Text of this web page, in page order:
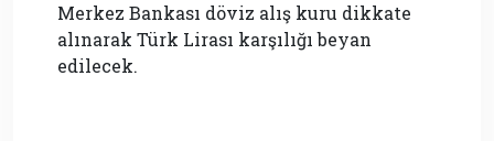
Merkez Bankası döviz alış kuru dikkate
alınarak Türk Lirası karşılığı beyan
edilecek.